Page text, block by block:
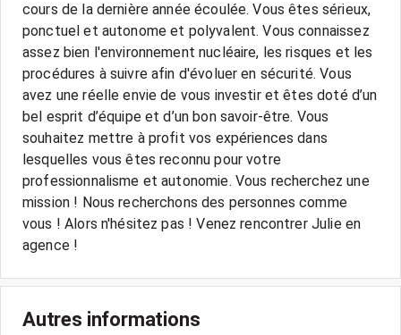
cours de la dernière année écoulée. Vous êtes sérieux,
ponctuel et autonome et polyvalent. Vous connaissez
assez bien l'environnement nucléaire, les risques et les
procédures à suivre afin d'évoluer en sécurité. Vous
avez une réelle envie de vous investir et êtes doté d’un
bel esprit d’équipe et d’un bon savoir-être. Vous
souhaitez mettre à profit vos expériences dans
lesquelles vous êtes reconnu pour votre
professionnalisme et autonomie. Vous recherchez une
mission ! Nous recherchons des personnes comme
vous ! Alors n'hésitez pas ! Venez rencontrer Julie en
Autres informations